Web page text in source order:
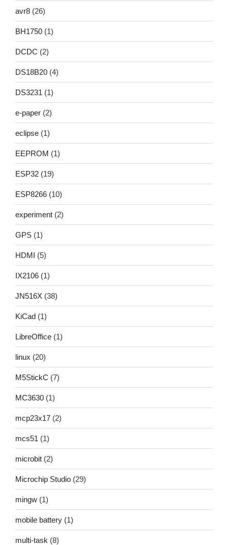
avr8 (26)
BH1750 (1)
DCDC (2)
DS18B20 (4)
DS3231 (1)
e-paper (2)
eclipse (1)
EEPROM (1)
ESP32 (19)
ESP8266 (10)
experiment (2)
GPS (1)
HDMI (5)
IX2106 (1)
JN516X (38)
KiCad (1)
LibreOffice (1)
linux (20)
M5StickC (7)
MC3630 (1)
mcp23x17 (2)
mcs51 (1)
microbit (2)
Microchip Studio (29)
mingw (1)
mobile battery (1)
multi-task (8)